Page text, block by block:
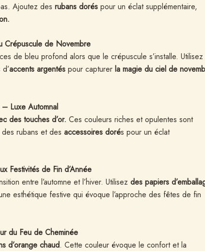
Ajoutez des rubans dorés pour un éclat supplémentaire,
de Novembre
de bleu profond alors que le crépuscule s’installe. Utilisez
accents argentés pour capturer la magie du ciel de
Luxe Automnal
des touches d’or. Ces couleurs riches et opulentes sont
rubans et des accessoires dorés pour un éclat
Festivités de Fin d’Année
entre l’automne et l’hiver. Utilisez des papiers
esthétique festive qui évoque l’approche des fêtes de fin
du Feu de Cheminée
d’orange chaud. Cette couleur évoque le confort et la